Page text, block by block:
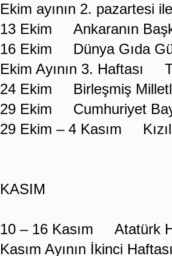
Ekim ayının 2. pazartesi
13 Ekim Ankaranın
16 Ekim Dünya Gıda
Ekim Ayının 3. Haftası
24 Ekim Birleşmiş
29 Ekim Cumhuriyet
29 Ekim – 4 Kasım
KASIM
10 – 16 Kasım Atatürk
Kasım Ayının İkinci